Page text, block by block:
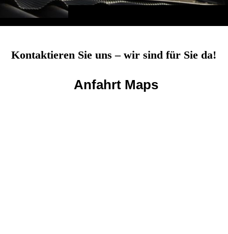
Kontaktieren Sie uns – wir sind für Sie da!
Anfahrt Maps